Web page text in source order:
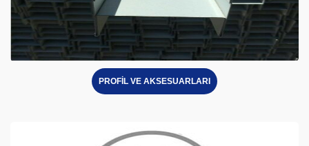
PROFİL VE AKSESUARLARI